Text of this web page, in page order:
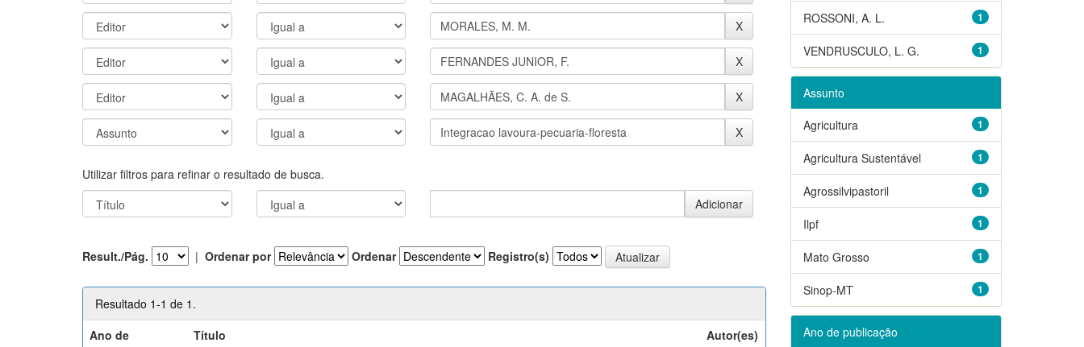
Utilizar filtros para refinar o resultado de busca.
Result./Pág. | Ordenar por Ordenar Registro(s)
Resultado 1-1 de 1.
Ano de
Título Autor(es)
1
ROSSONI, A. L.
1
VENDRUSCULO, L. G.
Assunto
1
Agricultura
1
Agricultura Sustentável
1
Agrossilvipastoril
1
Ilpf
1
Mato Grosso
1
Sinop-MT
Ano de publicação